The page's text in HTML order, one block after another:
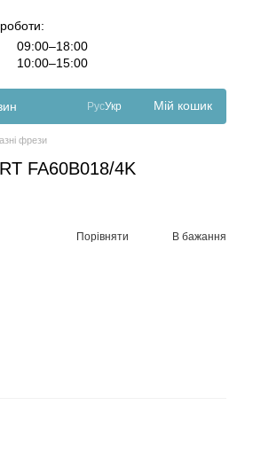
09:00–18:00
10:00–15:00
РусУкр Мій кошик
фрези
FA60B018/4K
Порівняти В бажання